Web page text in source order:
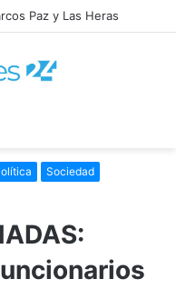
Paz y Las Heras
Sociedad